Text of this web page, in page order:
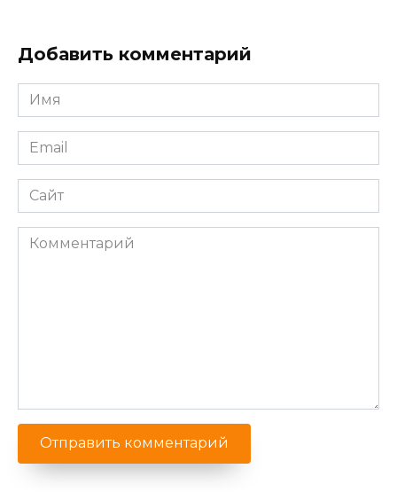
Добавить комментарий
Имя
*
Email
*
Сайт
Комментарий